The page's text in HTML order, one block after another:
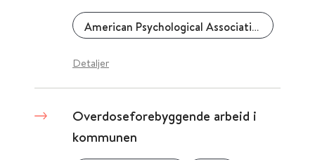
American Psychological Association (APA)
Detaljer
Overdoseforebyggende arbeid i
kommunen